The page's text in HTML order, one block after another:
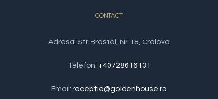
CONTACT
Adresa: Str. Brestei, Nr. 18, Craiova
Telefon: +40728616131
Email: receptie@goldenhouse.ro